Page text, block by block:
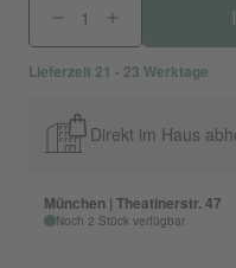
Lieferzeit 21 - 23 Werktage
Direkt im Haus
München | Theatinerstr. 47
Noch 2 Stück verfügbar